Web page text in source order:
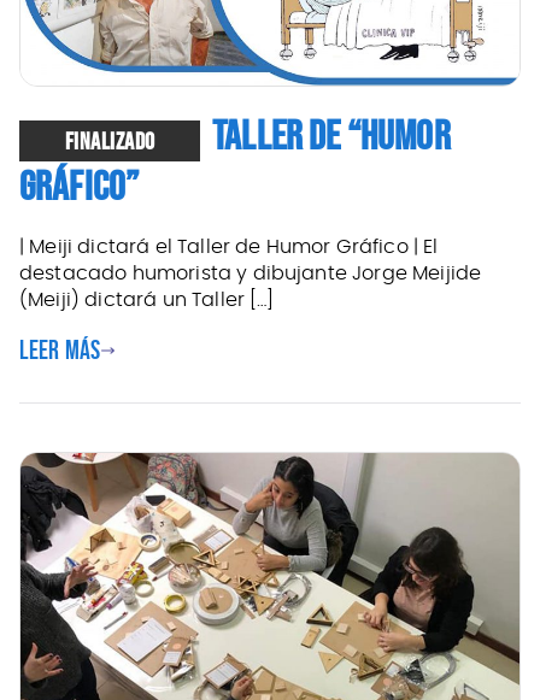
FINALIZADO
TALLER DE “HUMOR
GRÁFICO”
| Meiji dictará el Taller de Humor Gráfico | El
destacado humorista y dibujante Jorge Meijide
(Meiji) dictará un Taller […]
Leer más